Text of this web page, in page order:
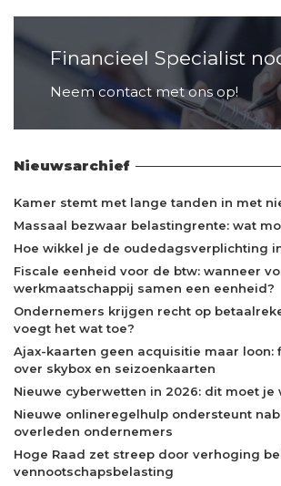
Financieel Specialist
Neem contact met ons op!
Nieuwsarchief
Kamer stemt met lange tanden in met
Massaal bezwaar belastingrente: wat
Hoe wikkel je de oudedagsverplichting
Fiscale eenheid voor de btw: wanneer
werkmaatschappij samen een eenheid?
Ondernemers krijgen recht op
voegt het wat toe?
Ajax-kaarten geen acquisitie maar loon:
over skybox en seizoenkaarten
Nieuwe cyberwetten in 2026: dit moet je
Nieuwe onlineregelhulp ondersteunt
overleden ondernemers
Hoge Raad zet streep door verhoging
vennootschapsbelasting